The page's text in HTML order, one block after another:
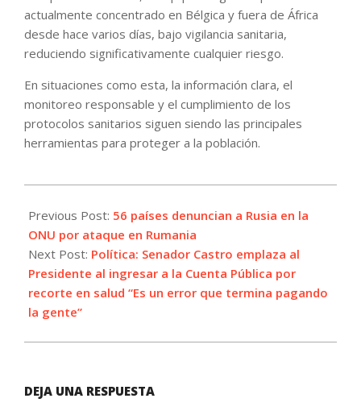
actualmente concentrado en Bélgica y fuera de África
desde hace varios días, bajo vigilancia sanitaria,
reduciendo significativamente cualquier riesgo.
En situaciones como esta, la información clara, el
monitoreo responsable y el cumplimiento de los
protocolos sanitarios siguen siendo las principales
herramientas para proteger a la población.
06-
01
Previous Post: 56 países denuncian a Rusia en la
ONU por ataque en Rumania
Next Post: Política: Senador Castro emplaza al
Presidente al ingresar a la Cuenta Pública por
recorte en salud “Es un error que termina pagando
la gente”
DEJA UNA RESPUESTA